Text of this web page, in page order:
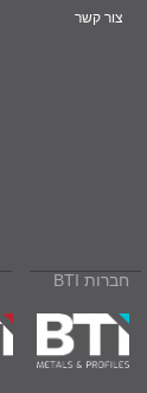
צור קשר
חברות BTI